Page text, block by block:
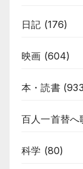
日記 (176)
映画 (604)
本・読書
百人一首替へ
科学 (80)